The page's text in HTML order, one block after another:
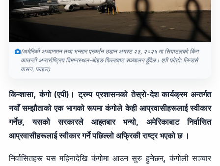
(अमेरिकी अध्यागमन तथा भन्सार प्रवर्तन उडान अगस्ट २३, २०२५ मा सियाटलको किंग
काउन्टी अन्तर्राष्ट्रिय विमानस्थल-बोइङ फिल्डबाट सञ्चालन हुँदैछ। एपी फोटो: लिन्डसे
वासन, फाइल)
किन्शासा, कंगो (एपी)। ट्रम्प प्रशासनको तेस्रो-देश कार्यक्रम अन्तर्गत
नयाँ सम्झौताको एक भागको रूपमा कंगोले केही आप्रवासीहरूलाई स्वीकार
गर्नेछ, यसको सरकारले आइतबार भन्यो, अमेरिकाबाट निर्वासित
आप्रवासीहरूलाई स्वीकार गर्ने पछिल्लो अफ्रिकी राष्ट्र भएको छ ।
निर्वासितहरू यस महिनादेखि कंगोमा आउन सुरु हुनेछन्, कंगोली सञ्चार